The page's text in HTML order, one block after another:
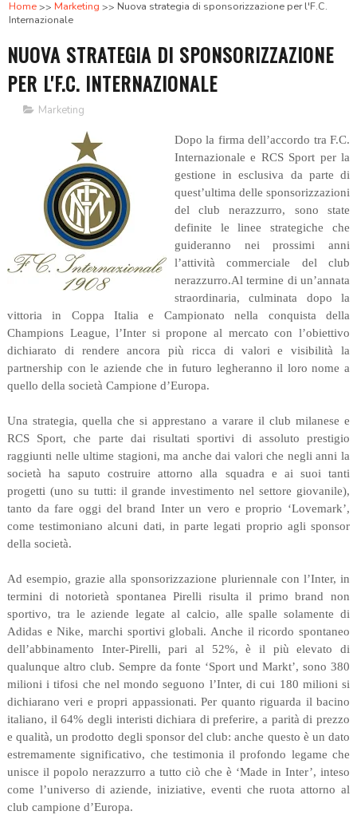
Home Marketing
Nuova strategia di sponsorizzazione per l'F.C.
Internazionale
NUOVA STRATEGIA DI SPONSORIZZAZIONE
PER L'F.C. INTERNAZIONALE
Marketing
Dopo la firma dell’accordo tra F.C.
Internazionale e RCS Sport per la
gestione in esclusiva da parte di
quest’ultima delle sponsorizzazioni
del club nerazzurro, sono state
definite le linee strategiche che
guideranno nei prossimi anni
l’attività commerciale del club
nerazzurro.Al termine di un’annata
straordinaria, culminata dopo la
vittoria in Coppa Italia e Campionato nella conquista della
Champions League, l’Inter si propone al mercato con l’obiettivo
dichiarato di rendere ancora più ricca di valori e visibilità la
partnership con le aziende che in futuro legheranno il loro nome a
quello della società Campione d’Europa.
Una strategia, quella che si apprestano a varare il club milanese e
RCS Sport, che parte dai risultati sportivi di assoluto prestigio
raggiunti nelle ultime stagioni, ma anche dai valori che negli anni la
società ha saputo costruire attorno alla squadra e ai suoi tanti
progetti (uno su tutti: il grande investimento nel settore giovanile),
tanto da fare oggi del brand Inter un vero e proprio ‘Lovemark’,
come testimoniano alcuni dati, in parte legati proprio agli sponsor
della società.
Ad esempio, grazie alla sponsorizzazione pluriennale con l’Inter, in
termini di notorietà spontanea Pirelli risulta il primo brand non
sportivo, tra le aziende legate al calcio, alle spalle solamente di
Adidas e Nike, marchi sportivi globali. Anche il ricordo spontaneo
dell’abbinamento Inter-Pirelli, pari al 52%, è il più elevato di
qualunque altro club. Sempre da fonte ‘Sport und Markt’, sono 380
milioni i tifosi che nel mondo seguono l’Inter, di cui 180 milioni si
dichiarano veri e propri appassionati. Per quanto riguarda il bacino
italiano, il 64% degli interisti dichiara di preferire, a parità di prezzo
e qualità, un prodotto degli sponsor del club: anche questo è un dato
estremamente significativo, che testimonia il profondo legame che
unisce il popolo nerazzurro a tutto ciò che è ‘Made in Inter’, inteso
come l’universo di aziende, iniziative, eventi che ruota attorno al
club campione d’Europa.